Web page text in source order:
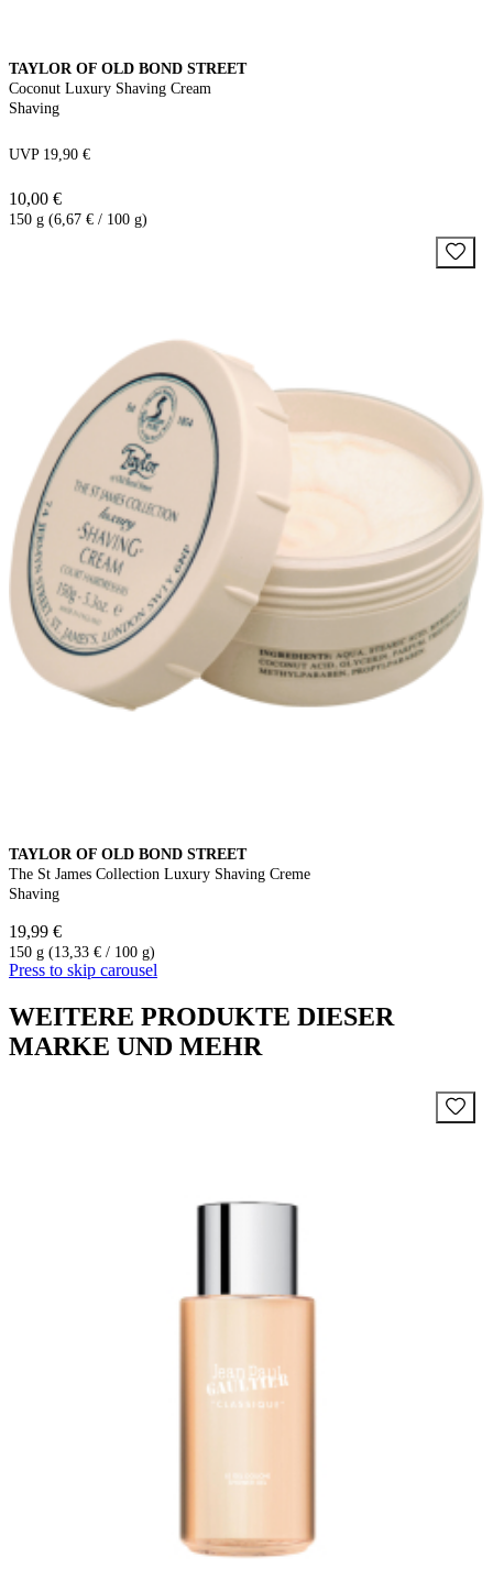
TAYLOR OF OLD BOND STREET
Coconut Luxury Shaving Cream
Shaving
UVP 19,90 €
10,00 €
150 g (6,67 € / 100 g)
TAYLOR OF OLD BOND STREET
The St James Collection Luxury Shaving Creme
Shaving
19,99 €
150 g (13,33 € / 100 g)
Press to skip carousel
WEITERE PRODUKTE DIESER
MARKE UND MEHR